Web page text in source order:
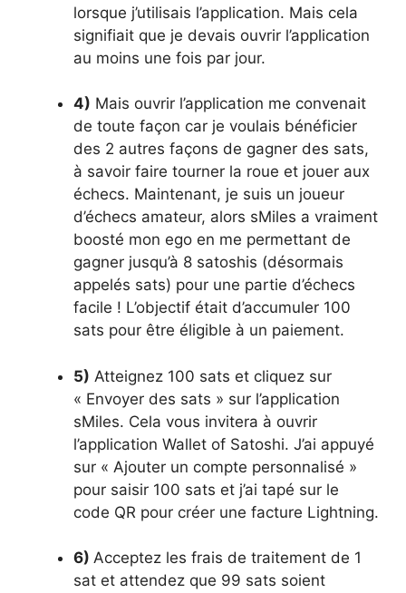
lorsque j’utilisais l’application. Mais cela
signifiait que je devais ouvrir l’application
au moins une fois par jour.
4) Mais ouvrir l’application me convenait
de toute façon car je voulais bénéficier
des 2 autres façons de gagner des sats,
à savoir faire tourner la roue et jouer aux
échecs. Maintenant, je suis un joueur
d’échecs amateur, alors sMiles a vraiment
boosté mon ego en me permettant de
gagner jusqu’à 8 satoshis (désormais
appelés sats) pour une partie d’échecs
facile ! L’objectif était d’accumuler 100
sats pour être éligible à un paiement.
5) Atteignez 100 sats et cliquez sur
« Envoyer des sats » sur l’application
sMiles. Cela vous invitera à ouvrir
l’application Wallet of Satoshi. J’ai appuyé
sur « Ajouter un compte personnalisé »
pour saisir 100 sats et j’ai tapé sur le
code QR pour créer une facture Lightning.
6) Acceptez les frais de traitement de 1
sat et attendez que 99 sats soient